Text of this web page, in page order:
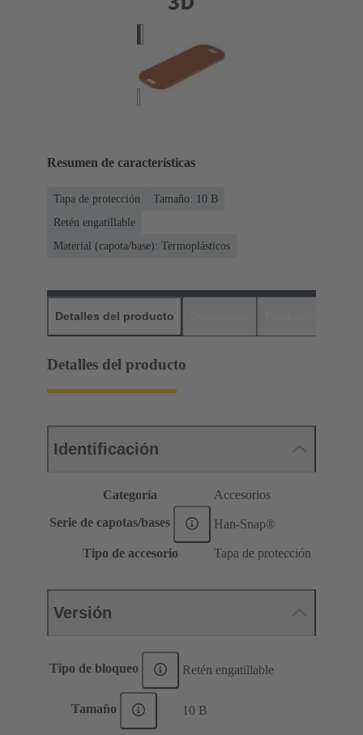
Resumen de características
Tapa de protección
Tamaño: 10 B
Retén engatillable
Material (capota/base): Termoplásticos
Detalles del producto
Detalles del producto
Identificación
Categoría Accesorios
Serie de capotas/bases Han-Snap®
Tipo de accesorio Tapa de protección
Versión
Tipo de bloqueo Retén engatillable
Tamaño 10 B